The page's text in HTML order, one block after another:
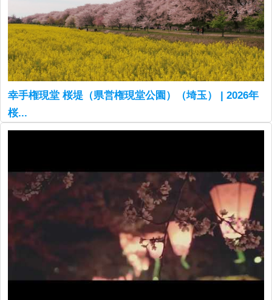
幸手権現堂 桜堤（県営権現堂公園）（埼玉） | 2026年
桜...